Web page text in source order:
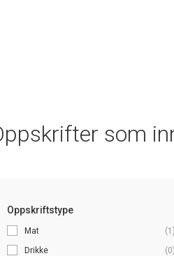
som
Oppskriftstype
Mat
(1)
Drikke
(0)